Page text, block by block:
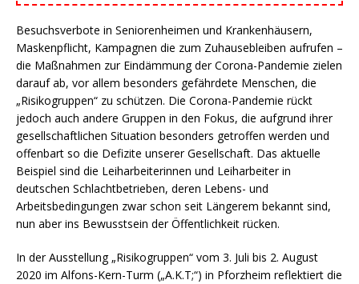
Besuchsverbote in Seniorenheimen und Krankenhäusern,
Maskenpflicht, Kampagnen die zum Zuhausebleiben aufrufen –
die Maßnahmen zur Eindämmung der Corona-Pandemie zielen
darauf ab, vor allem besonders gefährdete Menschen, die
„Risikogruppen“ zu schützen. Die Corona-Pandemie rückt
jedoch auch andere Gruppen in den Fokus, die aufgrund ihrer
gesellschaftlichen Situation besonders getroffen werden und
offenbart so die Defizite unserer Gesellschaft. Das aktuelle
Beispiel sind die Leiharbeiterinnen und Leiharbeiter in
deutschen Schlachtbetrieben, deren Lebens- und
Arbeitsbedingungen zwar schon seit Längerem bekannt sind,
nun aber ins Bewusstsein der Öffentlichkeit rücken.
In der Ausstellung „Risikogruppen“ vom 3. Juli bis 2. August
2020 im Alfons-Kern-Turm („A.K.T;“) in Pforzheim reflektiert die